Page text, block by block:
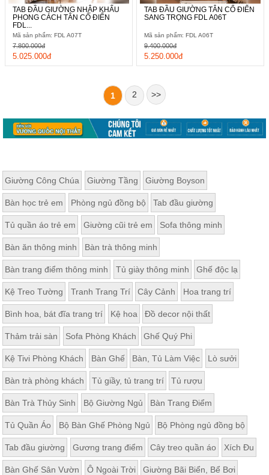
TAB ĐẦU GIƯỜNG NHẬP KHẨU
PHONG CÁCH TÂN CỔ ĐIỂN
FDL...
Mã sản phẩm: FDL A07T
5.025.000đ
7.800.000đ
TAB ĐẦU GIƯỜNG TÂN CỔ ĐIỂN
SANG TRỌNG FDL A06T
Mã sản phẩm: FDL A06T
5.250.000đ
9.400.000đ
1 2 >>
Giường Công Chúa Giường Tầng Giường Boyson
Bàn học trẻ em Phòng ngủ đồng bộ Tab đầu giường
Tủ quần áo trẻ em Giường cũi trẻ em Sofa thông minh
Bàn ăn thông minh Bàn trà thông minh
Bàn trang điểm thông minh Tủ giày thông minh Ghế độc lạ
Kệ Treo Tường Tranh Trang Trí Cây Cảnh Hoa trang trí
Bình hoa, bát đĩa trang trí Kệ hoa Đồ decor nội thất
Thảm trải sàn Sofa Phòng Khách Ghế Quý Phi
Kệ Tivi Phòng Khách Bàn Ghế Bàn, Tủ Làm Việc Lò sưởi
Bàn trà phòng khách Tủ giầy, tủ trang trí Tủ rượu
Bàn Trà Thủy Sinh Bộ Giường Ngủ Bàn Trang Điểm
Tủ Quần Áo Bộ Bàn Ghế Phòng Ngủ Bộ Phòng ngủ đồng bộ
Tab đầu giường Gương trang điểm Cây treo quần áo Xích Đu
Bàn Ghế Sân Vườn Ô Ngoài Trời Giường Bãi Biển, Bể Bơi